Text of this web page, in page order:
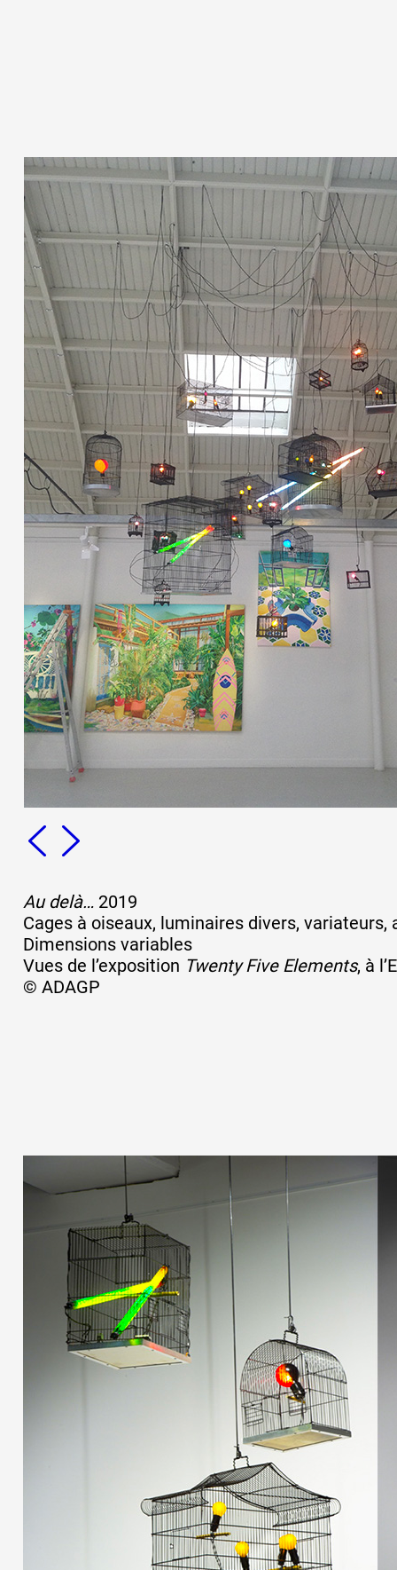
Au delà… 2019
Cages à oiseaux, luminaires divers,
Dimensions variables
Vues de l’exposition Twenty Five Elements, à
© ADAGP